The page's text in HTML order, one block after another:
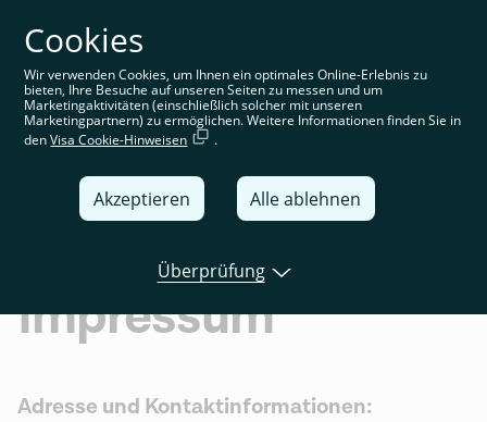
Sie befinden sich auf der deutschen Website. Wählen Sie
Ihre Region aus, um standortspezifische Inhalte angezeigt
zu bekommen
Deutschland
United Kingdom
Global
Deutschland
France
Impressum
Adresse und Kontaktinformationen:
Cookies
Wir verwenden Cookies, um Ihnen ein optimales Online-Erlebnis zu
bieten, Ihre Besuche auf unseren Seiten zu messen und um
Marketingaktivitäten (einschließlich solcher mit unseren
Marketingpartnern) zu ermöglichen. Weitere Informationen finden Sie in
denVisa Cookie-Hinweisen .
Akzeptieren Alle ablehnen
Überprüfung